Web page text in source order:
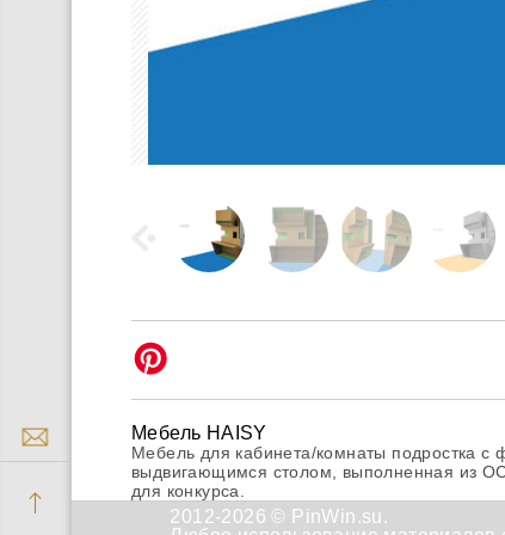
Мебель HAISY
Мебель для кабинета/комнаты подростка
выдвигающимся столом, выполненная из
для конкурса.
2012-2026 © PinWin.su.